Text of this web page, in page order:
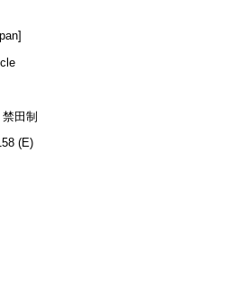
田制
(E)